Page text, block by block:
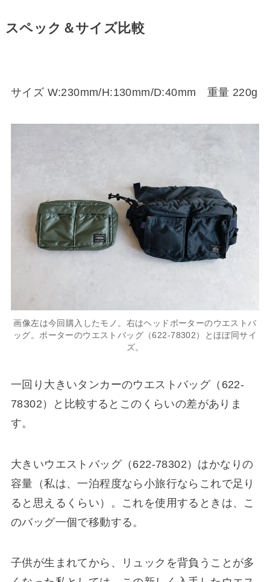
スペック＆サイズ比較
サイズ W:230mm/H:130mm/D:40mm 重量 220g
画像左は今回購入したモノ。右はヘッドポーターのウエストバ
ッグ。ポーターのウエストバッグ（622-78302）とほぼ同サイ
ズ。
一回り大きいタンカーのウエストバッグ（622-
78302）と比較するとこのくらいの差がありま
す。
大きいウエストバッグ（622-78302）はかなりの
容量（私は、一泊程度なら小旅行ならこれで足り
ると思えるくらい）。これを使用するときは、こ
のバッグ一個で移動する。
子供が生まれてから、リュックを背負うことが多